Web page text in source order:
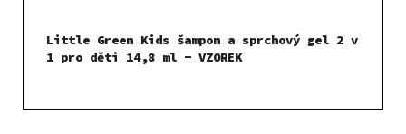
Little Green Kids šampon a sprchový gel 2 v
1 pro děti 14,8 ml - VZOREK